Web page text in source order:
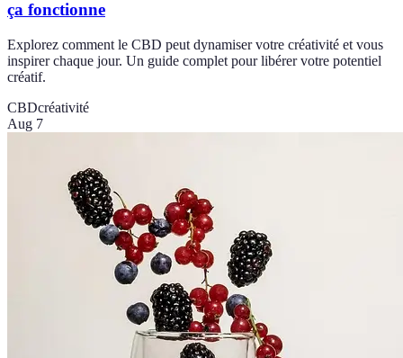
ça fonctionne
Explorez comment le CBD peut dynamiser votre créativité et vous
inspirer chaque jour. Un guide complet pour libérer votre potentiel
créatif.
CBDcréativité
Aug 7